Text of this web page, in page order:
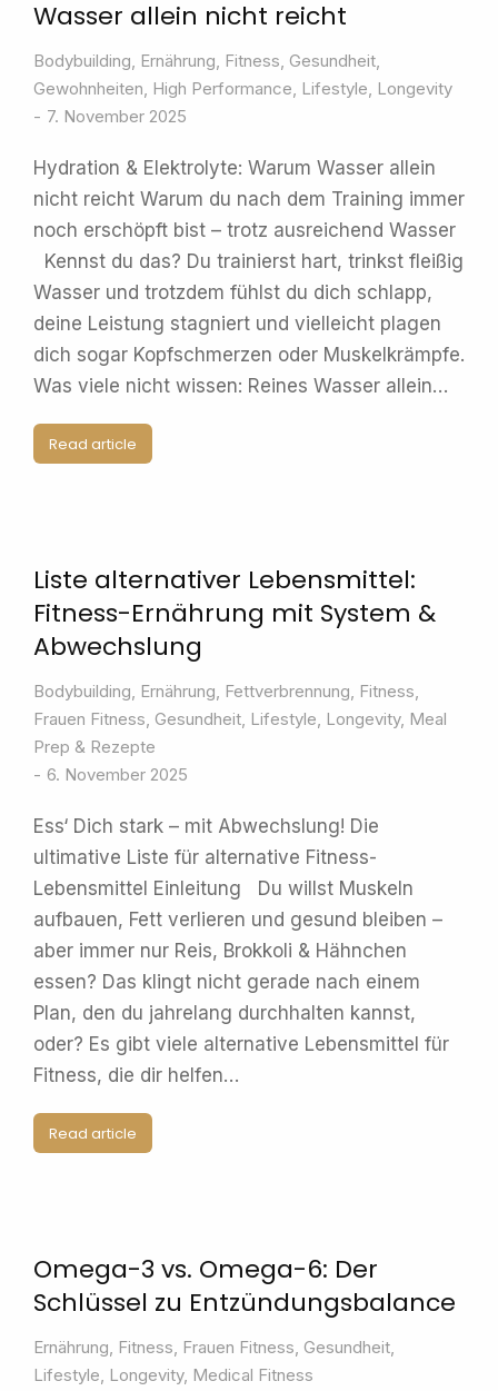
Wasser allein nicht reicht
Bodybuilding, Ernährung, Fitness, Gesundheit,
Gewohnheiten, High Performance, Lifestyle, Longevity
7. November 2025
Hydration & Elektrolyte: Warum Wasser allein
nicht reicht Warum du nach dem Training immer
noch erschöpft bist – trotz ausreichend Wasser
Kennst du das? Du trainierst hart, trinkst fleißig
Wasser und trotzdem fühlst du dich schlapp,
deine Leistung stagniert und vielleicht plagen
dich sogar Kopfschmerzen oder Muskelkrämpfe.
Was viele nicht wissen: Reines Wasser allein…
Read article
Liste alternativer Lebensmittel:
Fitness-Ernährung mit System &
Abwechslung
Bodybuilding, Ernährung, Fettverbrennung, Fitness,
Frauen Fitness, Gesundheit, Lifestyle, Longevity, Meal
Prep & Rezepte
6. November 2025
Ess‘ Dich stark – mit Abwechslung! Die
ultimative Liste für alternative Fitness-
Lebensmittel Einleitung Du willst Muskeln
aufbauen, Fett verlieren und gesund bleiben –
aber immer nur Reis, Brokkoli & Hähnchen
essen? Das klingt nicht gerade nach einem
Plan, den du jahrelang durchhalten kannst,
oder? Es gibt viele alternative Lebensmittel für
Fitness, die dir helfen…
Read article
Omega-3 vs. Omega-6: Der
Schlüssel zu Entzündungsbalance
Ernährung, Fitness, Frauen Fitness, Gesundheit,
Lifestyle, Longevity, Medical Fitness